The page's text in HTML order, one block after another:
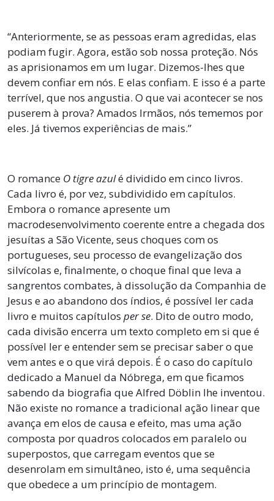
“Anteriormente, se as pessoas eram agredidas, elas
podiam fugir. Agora, estão sob nossa proteção. Nós
as aprisionamos em um lugar. Dizemos-lhes que
devem confiar em nós. E elas confiam. E isso é a parte
terrível, que nos angustia. O que vai acontecer se nos
puserem à prova? Amados Irmãos, nós tememos por
eles. Já tivemos experiências de mais.”
O romance O tigre azulé dividido em cinco livros.
Cada livro é, por vez, subdividido em capítulos.
Embora o romance apresente um
macrodesenvolvimento coerente entre a chegada dos
jesuítas a São Vicente, seus choques com os
portugueses, seu processo de evangelização dos
silvícolas e, finalmente, o choque final que leva a
sangrentos combates, à dissolução da Companhia de
Jesus e ao abandono dos índios, é possível ler cada
livro e muitos capítulos per se. Dito de outro modo,
cada divisão encerra um texto completo em si que é
possível ler e entender sem se precisar saber o que
vem antes e o que virá depois. É o caso do capítulo
dedicado a Manuel da Nóbrega, em que ficamos
sabendo da biografia que Alfred Döblin lhe inventou.
Não existe no romance a tradicional ação linear que
avança em elos de causa e efeito, mas uma ação
composta por quadros colocados em paralelo ou
superpostos, que carregam eventos que se
desenrolam em simultâneo, isto é, uma sequência
que obedece a um princípio de montagem.